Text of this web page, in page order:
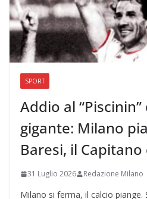
SPORT
Addio al
gigante: Milano
Baresi, il
31 Luglio 2026 Redazione Milano
Milano si ferma, il calcio piange.